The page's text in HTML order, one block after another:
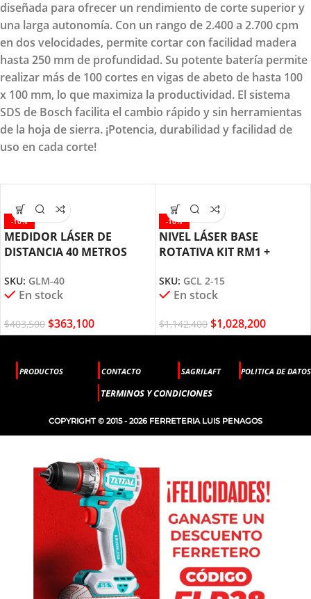
diseñada para ofrecer un rendimiento de corte superior y
una larga autonomía. Con un rango de 2.400 a 2.700 cpm
en dos velocidades, permite cortar con facilidad madera
hasta 250 mm de profundidad. Su potente batería permite
realizar más de 100 cortes en vigas de abeto de hasta 100
x 100 mm, lo que maximiza la productividad. El sistema
SDS de Bosch facilita el cambio rápido y sin herramientas
de la hoja de sierra. ¡Potencia, durabilidad y facilidad de
uso en cada corte!
-10%
MEDIDOR LÁSER DE
DISTANCIA 40 METROS
SKU: GLM-40
En stock
$403,500 $363,100
-10%
NIVEL LÁSER BASE
ROTATIVA KIT RM1 +
SKU: GCL 2-15
En stock
$1,142,400 $1,028,200
PRODUCTOS CONTACTO SAGRILAFT POLITICA DE DATOS
TERMINOS Y CONDICIONES
COPYRIGHT © 2015 - 2026 FERRETERIA LUIS PENAGOS